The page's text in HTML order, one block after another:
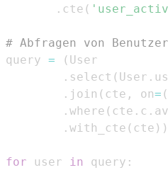
. cte (
# Abfragen von
query = (
. select ( User .
. join ( cte , on= (
. where ( cte . c .
. with_cte ( cte ) )
for user in query :